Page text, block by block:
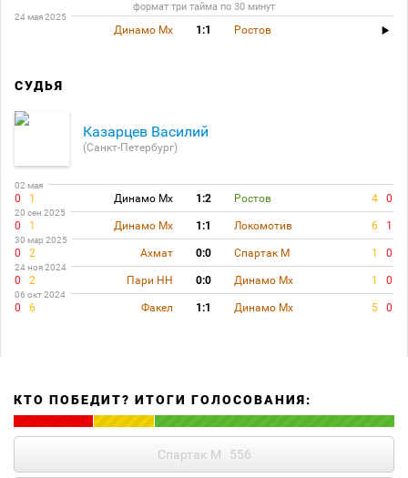
формат три тайма по 30 минут
24 мая 2025
Динамо Мх 1:1 Ростов
СУДЬЯ
Казарцев Василий
(Санкт-Петербург)
02 мая
0 1 Динамо Мх 1:2 Ростов 4 0
20 сен 2025
0 1 Динамо Мх 1:1 Локомотив 6 1
30 мар 2025
0 2 Ахмат 0:0 Спартак М 1 0
24 ноя 2024
0 2 Пари НН 0:0 Динамо Мх 1 0
06 окт 2024
0 6 Факел 1:1 Динамо Мх 5 0
КТО ПОБЕДИТ? ИТОГИ ГОЛОСОВАНИЯ:
Спартак М 556